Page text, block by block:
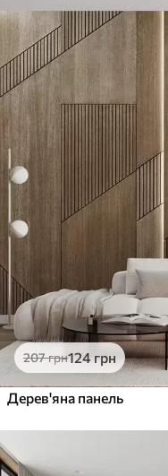
207грн124 грн
Дерев'яна панель